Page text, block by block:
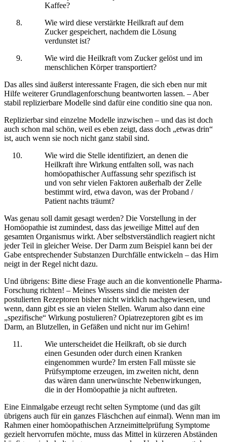
Kaffee?
Wie wird diese verstärkte Heilkraft auf dem
Zucker gespeichert, nachdem die Lösung
verdunstet ist?
Wie wird die Heilkraft vom Zucker gelöst und im
menschlichen Körper transportiert?
Das alles sind äußerst interessante Fragen, die sich eben nur mit
Hilfe weiterer Grundlagenforschung beantworten lassen. – Aber
stabil replizierbare Modelle sind dafür eine conditio sine qua non.
Replizierbar sind einzelne Modelle inzwischen – und das ist doch
auch schon mal schön, weil es eben zeigt, dass doch „etwas drin“
ist, auch wenn sie noch nicht ganz stabil sind.
Wie wird die Stelle identifiziert, an denen die
Heilkraft ihre Wirkung entfalten soll, was nach
homöopathischer Auffassung sehr spezifisch ist
und von sehr vielen Faktoren außerhalb der Zelle
bestimmt wird, etwa davon, was der Proband /
Patient nachts träumt?
Was genau soll damit gesagt werden? Die Vorstellung in der
Homöopathie ist zumindest, dass das jeweilige Mittel auf den
gesamten Organismus wirkt. Aber selbstverständlich reagiert nicht
jeder Teil in gleicher Weise. Der Darm zum Beispiel kann bei der
Gabe entsprechender Substanzen Durchfälle entwickeln – das Hirn
neigt in der Regel nicht dazu.
Und übrigens: Bitte diese Frage auch an die konventionelle Pharma-
Forschung richten! – Meines Wissens sind die meisten der
postulierten Rezeptoren bisher nicht wirklich nachgewiesen, und
wenn, dann gibt es sie an vielen Stellen. Warum also dann eine
„spezifische“ Wirkung postulieren? Opiatrezeptoren gibt es im
Darm, an Blutzellen, in Gefäßen und nicht nur im Gehirn!
Wie unterscheidet die Heilkraft, ob sie durch
einen Gesunden oder durch einen Kranken
eingenommen wurde? Im ersten Fall müsste sie
Prüfsymptome erzeugen, im zweiten nicht, denn
das wären dann unerwünschte Nebenwirkungen,
die in der Homöopathie ja nicht auftreten.
Eine Einmalgabe erzeugt recht selten Symptome (und das gilt
übrigens auch für ein ganzes Fläschchen auf einmal). Wenn man im
Rahmen einer homöopathischen Arzneimittelprüfung Symptome
gezielt hervorrufen möchte, muss das Mittel in kürzeren Abständen